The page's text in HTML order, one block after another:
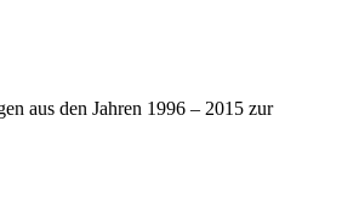
aus den Jahren 1996 – 2015 zur